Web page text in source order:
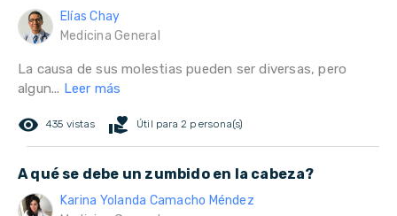
Elías Chay
Medicina General
La causa de sus molestias pueden ser diversas, pero
algun... Leer más
remove_red_eye 435 vistas volunteer_activism Útil para 2 persona(s)
A qué se debe un zumbido en la cabeza?
Karina Yolanda Camacho Méndez